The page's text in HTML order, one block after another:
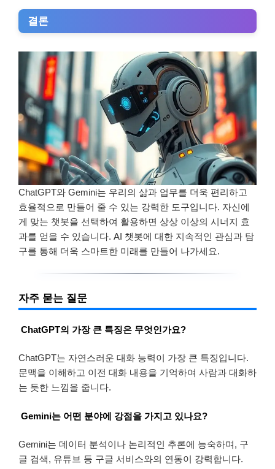
결론
ChatGPT와 Gemini는 우리의 삶과 업무를 더욱 편리하고
효율적으로 만들어 줄 수 있는 강력한 도구입니다. 자신에
게 맞는 챗봇을 선택하여 활용하면 상상 이상의 시너지 효
과를 얻을 수 있습니다. AI 챗봇에 대한 지속적인 관심과 탐
구를 통해 더욱 스마트한 미래를 만들어 나가세요.
자주 묻는 질문
ChatGPT의 가장 큰 특징은 무엇인가요?
ChatGPT는 자연스러운 대화 능력이 가장 큰 특징입니다.
문맥을 이해하고 이전 대화 내용을 기억하여 사람과 대화하
는 듯한 느낌을 줍니다.
Gemini는 어떤 분야에 강점을 가지고 있나요?
Gemini는 데이터 분석이나 논리적인 추론에 능숙하며, 구
글 검색, 유튜브 등 구글 서비스와의 연동이 강력합니다.